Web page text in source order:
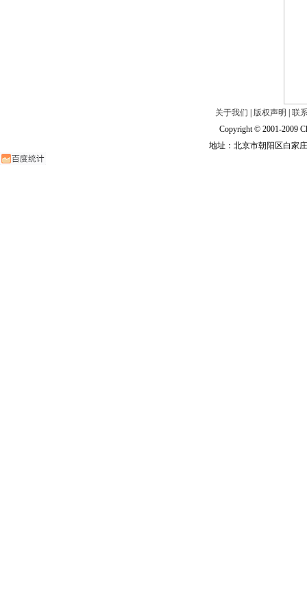
关于我们 版权声明
联
Copyright © 2001-2009
地址：北京市朝阳区白家